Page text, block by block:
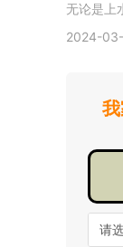
无论是上
路的设置
安装的
2024-
请